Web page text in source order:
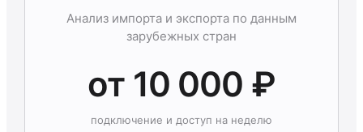
Анализ импорта и экспорта по данным
зарубежных стран
от 10 000 ₽
подключение и доступ на неделю